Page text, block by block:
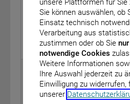
Begleitforschung zur
Leben lang“
vom: 8. August 2018
BAnz AT 23.08.2018 B6
Bundesministerium für
Richtlinie zur Förderung von
Forschungsvorhaben zum
Sie können auswählen, ob
Einsatz technisch
Verarbeitung aus
zustimmen oder ob Sie
notwendige Cookies
Weitere Informationen
Ihre Auswahl jederzeit zu
Einwilligung zu widerrufen,
unserer